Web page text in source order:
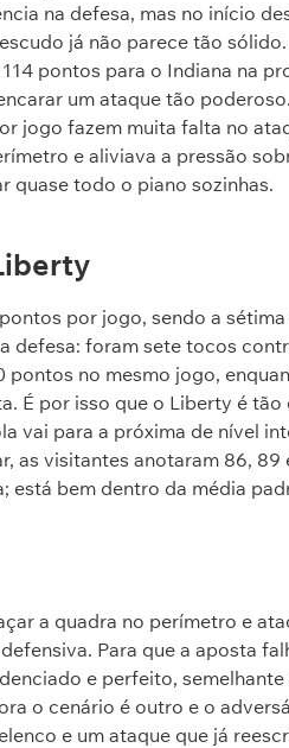
na defesa, mas no início
já não parece tão
pontos para o Indiana na
um ataque tão
jogo fazem muita falta no
e aliviava a pressão
quase todo o piano sozinhas.
por jogo, sendo a
defesa: foram sete tocos
pontos no mesmo jogo,
É por isso que o Liberty é
vai para a próxima de nível
as visitantes anotaram 86,
está bem dentro da média
a quadra no perímetro e
Para que a aposta
e perfeito,
o cenário é outro e o
e um ataque que já